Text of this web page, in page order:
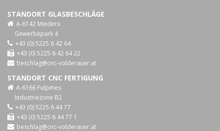
STANDORT GLASBESCHLÄGE
A-6142 Mieders
Gewerbepark 4
+43 (0) 5225 6 42 64
+43 (0) 5225 6 42 64 22
beschlag@cnc-volderauer.at
STANDORT CNC FERTIGUNG
A-6166 Fulpmes
Industriezone B2
+43 (0) 5225 6 44 77
+43 (0) 5225 6 44 77 1
beschlag@cnc-volderauer.at